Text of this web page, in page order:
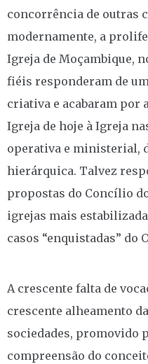
concorrência de outras
modernamente, a
Igreja de Moçambique,
fiéis responderam de
criativa e acabaram
Igreja de hoje à Igreja
operativa e ministerial,
hierárquica. Talvez
propostas do Concílio
igrejas mais
casos “enquistadas” do
A crescente falta de
crescente alheamento
sociedades, promovido
compreensão do